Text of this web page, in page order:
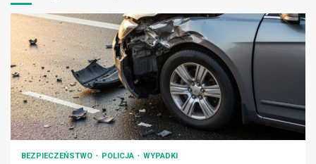
BEZPIECZEŃSTWO POLICJA WYPADKI